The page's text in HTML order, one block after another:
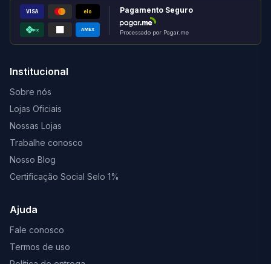
VISA elo
PIX AMEX
Pagamento Seguro
Processado por Pagar.me
Institucional
Sobre nós
Lojas Oficiais
Nossas Lojas
Trabalhe conosco
Nosso Blog
Certificação Social Selo 1%
Ajuda
Fale conosco
Termos de uso